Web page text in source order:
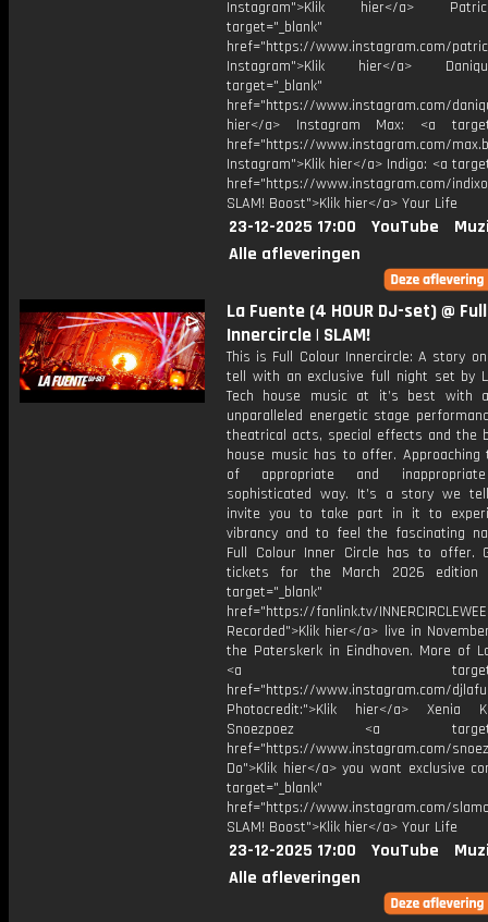
Instagram">Klik hier</a>
target="_blank"
href="https://www.instagram.com/
Instagram">Klik hier</a>
target="_blank"
href="https://www.instagram.com/
hier</a> Instagram Max: <a
href="https://www.instagram.com/
Instagram">Klik hier</a> Indigo: <a
href="https://www.instagram.com/
SLAM! Boost">Klik hier</a> Your Life
23-12-2025 17:00 YouTube
Alle afleveringen
La Fuente (4 HOUR DJ-set) @
Innercircle | SLAM!
This is Full Colour Innercircle: A story
tell with an exclusive full night set by
Tech house music at it’s best with
unparalleled energetic stage
theatrical acts, special effects and the
house music has to offer.
of appropriate and
sophisticated way. It’s a story we
invite you to take part in it to
vibrancy and to feel the fascinating
Full Colour Inner Circle has to offer.
tickets for the March 2026 edition
target="_blank"
href="https://fanlink.tv/
Recorded">Klik hier</a> live in
the Paterskerk in Eindhoven. More of
<a
href="https://www.instagram.com/
Photocredit:">Klik hier</a> Xenia
Snoezpoez <a
href="https://www.instagram.com/
Do">Klik hier</a> you want exclusive
target="_blank"
href="https://www.instagram.com/
SLAM! Boost">Klik hier</a> Your Life
23-12-2025 17:00 YouTube
Alle afleveringen